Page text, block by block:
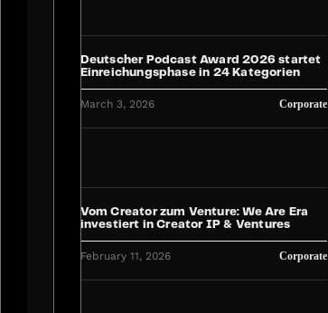
Deutscher Podcast Award 2026 startet
Einreichungsphase in 24 Kategorien
March 3, 2026 Corporate
Vom Creator zum Venture: We Are Era
investiert in Creator IP & Ventures
February 11, 2026 Corporate